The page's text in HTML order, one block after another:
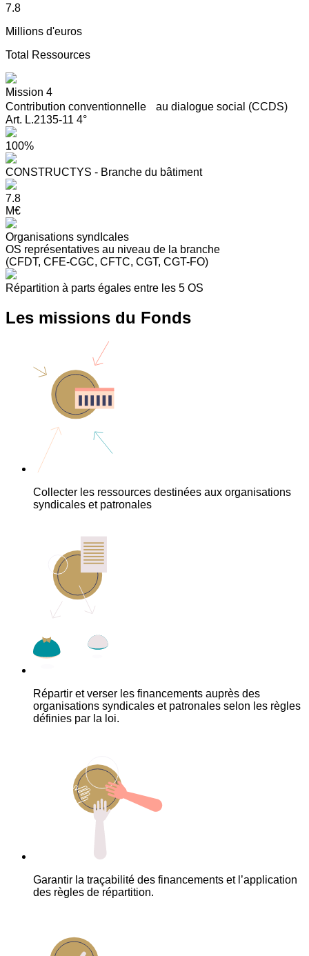
7.8
Millions d'euros
Total Ressources
Mission 4
Contribution conventionnelle au dialogue social (CCDS)
Art. L.2135-11 4°
100%
CONSTRUCTYS - Branche du bâtiment
7.8
M€
Organisations syndIcales
OS représentatives au niveau de la branche
(CFDT, CFE-CGC, CFTC, CGT, CGT-FO)
Répartition à parts égales entre les 5 OS
Les missions du Fonds
Collecter les ressources destinées aux organisations
syndicales et patronales
Répartir et verser les financements auprès des
organisations syndicales et patronales selon les règles
définies par la loi.
Garantir la traçabilité des financements et l’application
des règles de répartition.